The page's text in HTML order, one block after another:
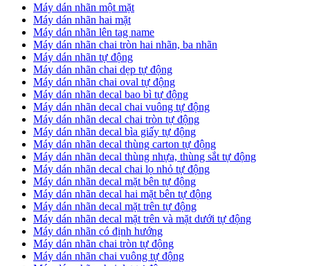
Máy dán nhãn một mặt
Máy dán nhãn hai mặt
Máy dán nhãn lên tag name
Máy dán nhãn chai tròn hai nhãn, ba nhãn
Máy dán nhãn tự động
Máy dán nhãn chai dẹp tự động
Máy dán nhãn chai oval tự động
Máy dán nhãn decal bao bì tự động
Máy dán nhãn decal chai vuông tự động
Máy dán nhãn decal chai tròn tự động
Máy dán nhãn decal bìa giấy tự động
Máy dán nhãn decal thùng carton tự động
Máy dán nhãn decal thùng nhựa, thùng sắt tự động
Máy dán nhãn decal chai lọ nhỏ tự động
Máy dán nhãn decal mặt bên tự động
Máy dán nhãn decal hai mặt bên tự động
Máy dán nhãn decal mặt trên tự động
Máy dán nhãn decal mặt trên và mặt dưới tự động
Máy dán nhãn có định hướng
Máy dán nhãn chai tròn tự động
​Máy dán nhãn chai vuông tự động